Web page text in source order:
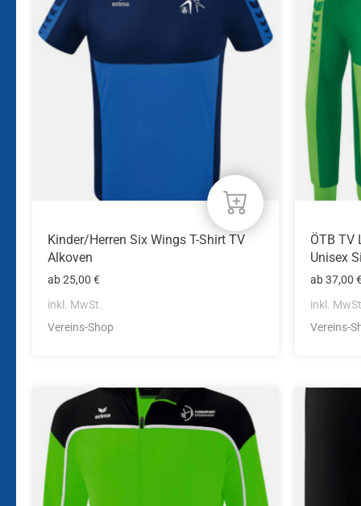
mehrere
Varianten
auf.
Optionen
Produktseite
Kinder/Herren Six Wings T-Shirt TV
Alkoven
ab25,00€
inkl. MwSt.
Vereins-Shop
mehrere
Varianten
auf.
Die
Optionen
können
der
gewählt
werden
ÖTB TV
Unisex
ab37,00€
inkl.
Vereins-
Dieses
Produkt
weist
mehrere
Varianten
auf.
Die